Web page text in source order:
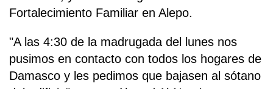
Fortalecimiento Familiar en Alepo.
"A las 4:30 de la madrugada del lunes nos
pusimos en contacto con todos los hogares de
Damasco y les pedimos que bajasen al sótano